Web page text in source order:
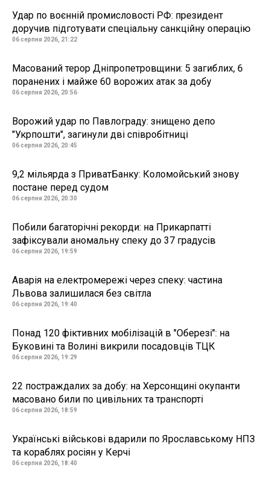
Удар по воєнній промисловості РФ: президент
доручив підготувати спеціальну санкційну операцію
06 серпня 2026, 21:22
Масований терор Дніпропетровщини: 5 загиблих, 6
поранених і майже 60 ворожих атак за добу
06 серпня 2026, 20:56
Ворожий удар по Павлограду: знищено депо
"Укрпошти", загинули дві співробітниці
06 серпня 2026, 20:45
9,2 мільярда з ПриватБанку: Коломойський знову
постане перед судом
06 серпня 2026, 20:30
Побили багаторічні рекорди: на Прикарпатті
зафіксували аномальну спеку до 37 градусів
06 серпня 2026, 19:59
Аварія на електромережі через спеку: частина
Львова залишилася без світла
06 серпня 2026, 19:40
Понад 120 фіктивних мобілізацій в "Оберезі": на
Буковині та Волині викрили посадовців ТЦК
06 серпня 2026, 19:29
22 постраждалих за добу: на Херсонщині окупанти
масовано били по цивільних та транспорті
06 серпня 2026, 18:59
Українські військові вдарили по Ярославському НПЗ
та кораблях росіян у Керчі
06 серпня 2026, 18:40